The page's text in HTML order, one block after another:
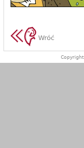
Wróć